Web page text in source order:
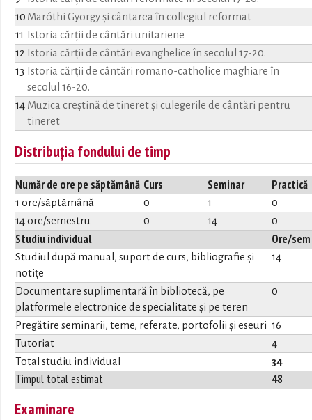
10 Maróthi György și cântarea în collegiul reformat
11
Istoria cărții de cântări unitariene
12
Istoria cărții de cântări evanghelice în secolul 17-20.
13
Istoria cărții de cântări romano-catholice maghiare în
secolul 16-20.
14 Muzica creștină de tineret și culegerile de cântări pentru
tineret
Distribuția fondului de timp
Număr de ore pe săptămână Curs Seminar Practică
1 ore/săptămână 0 1
0
14 ore/semestru
0 14 0
Studiu individual Ore/sem
Timpul total estimat 48
Studiul după manual, suport de curs, bibliografie și
notițe
14
Documentare suplimentară în bibliotecă, pe
platformele electronice de specialitate și pe teren
0
Pregătire seminarii, teme, referate, portofolii și eseuri 16
Tutoriat
4
Total studiu individual
34
Examinare